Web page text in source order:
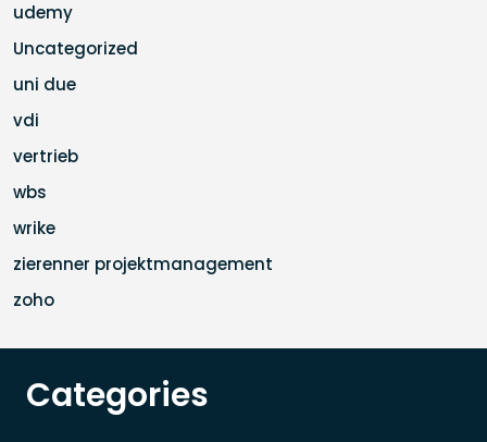
udemy
Uncategorized
uni due
vdi
vertrieb
wbs
wrike
zierenner projektmanagement
zoho
Categories